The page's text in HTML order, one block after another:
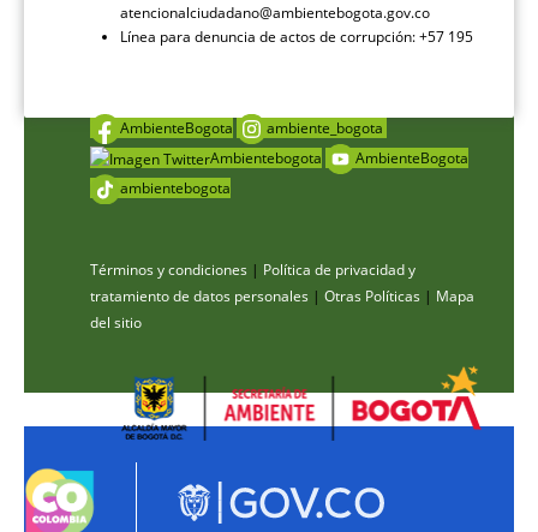
atencionalciudadano@ambientebogota.gov.co
Línea para denuncia de actos de corrupción: +57 195
AmbienteBogota
ambiente_bogota
Ambientebogota
AmbienteBogota
ambientebogota
Términos y condiciones | Política de privacidad y
tratamiento de datos personales | Otras Políticas | Mapa
del sitio